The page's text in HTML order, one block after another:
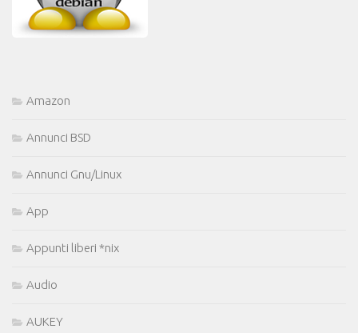
Amazon
Annunci BSD
Annunci Gnu/Linux
App
Appunti liberi *nix
Audio
AUKEY